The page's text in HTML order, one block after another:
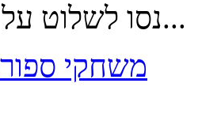
נסו לשלוט על אופנוע ים...
משחקי